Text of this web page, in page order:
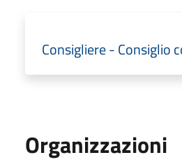
Consigliere - Consiglio
Organizzazioni